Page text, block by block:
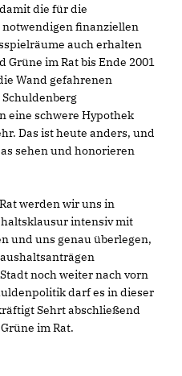
die für die
finanziellen
auch erhalten
Grüne im Rat bis Ende 2001
Wand gefahrenen
eine schwere Hypothek
Das ist heute anders, und
sehen und honorieren
werden wir uns in
intensiv mit
und uns genau überlegen,
noch weiter nach vorn
darf es in dieser
Sehrt abschließend
im Rat.